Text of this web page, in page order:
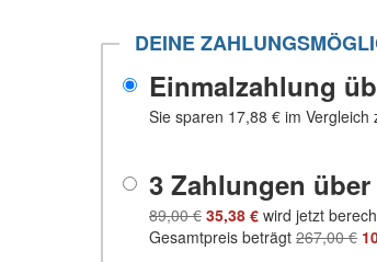
DEINE
Einmalzahlung
Sie sparen 17,88 € im Vergleich
3 Zahlungen über
89,00 € 35,38 € wird jetzt
Gesamtpreis beträgt 267,00 €